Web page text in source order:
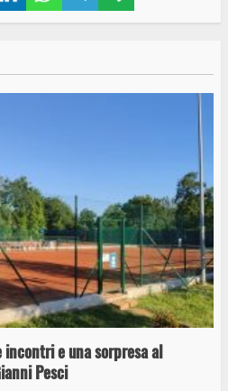
link
e una sorpresa al
Pesci